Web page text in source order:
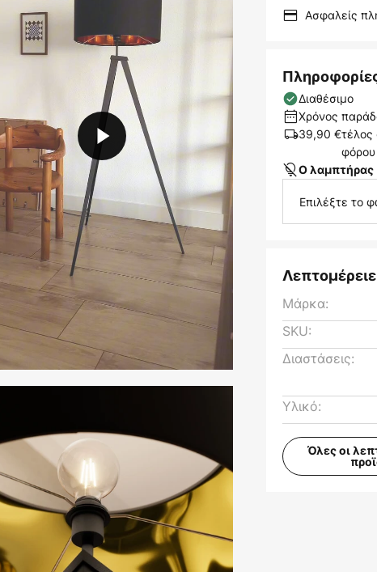
Ασφαλείς
Διαθέσιμο
Χρόνος
39,90 €
φόρου
Ο λαμπτήρας
Επιλέξτε το
Μάρκα:
SKU:
Διαστάσεις:
Υλικό:
Όλες οι